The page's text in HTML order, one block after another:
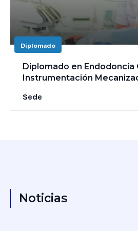
Diplomado
Diplomado en Endodoncia
Instrumentación
Sede
Noticias